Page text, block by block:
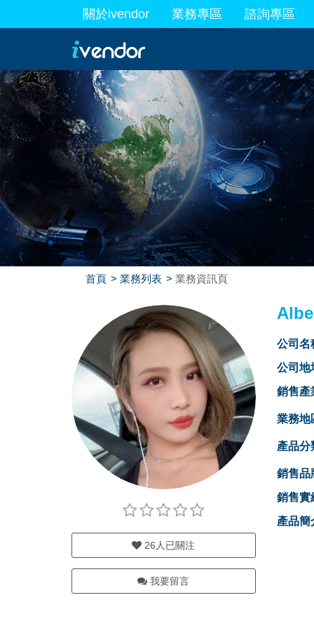
關於ivendor 業務專區
最新業務 諮詢專區
首頁 業務列表 業務資訊頁
26 人已關注
我要留言
公司名
公司地
銷售產
業務地
產品分
銷售品
銷售實
產品簡